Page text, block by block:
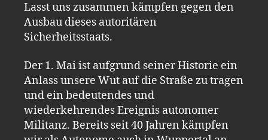
Lasst uns zusammen kämpfen gegen den
Ausbau dieses autoritären
Sicherheitsstaats.
Der 1. Mai ist aufgrund seiner Historie ein
Anlass unsere Wut auf die Straße zu tragen
und ein bedeutendes und
wiederkehrendes Ereignis autonomer
Militanz. Bereits seit 40 Jahren kämpfen